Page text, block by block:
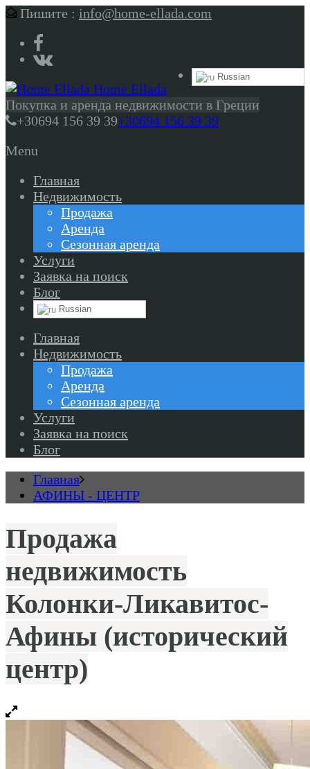
Пишите : info@home-ellada.com
Russian
Home Ellada
Покупка и аренда недвижимости в Греции
+30694 156 39 39+30694 156 39 39
Menu
Главная
Недвижимость
Продажа
Аренда
Сезонная аренда
Услуги
Заявка на поиск
Блог
Russian
Главная
Недвижимость
Продажа
Аренда
Сезонная аренда
Услуги
Заявка на поиск
Блог
Главная
АФИНЫ - ЦЕНТР
Продажа
недвижимость
Колонки-Ликавитос-
Афины (исторический
центр)